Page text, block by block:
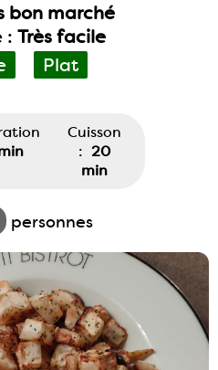
bon marché
: Très facile
Plat
Cuisson
: 20
min
personnes